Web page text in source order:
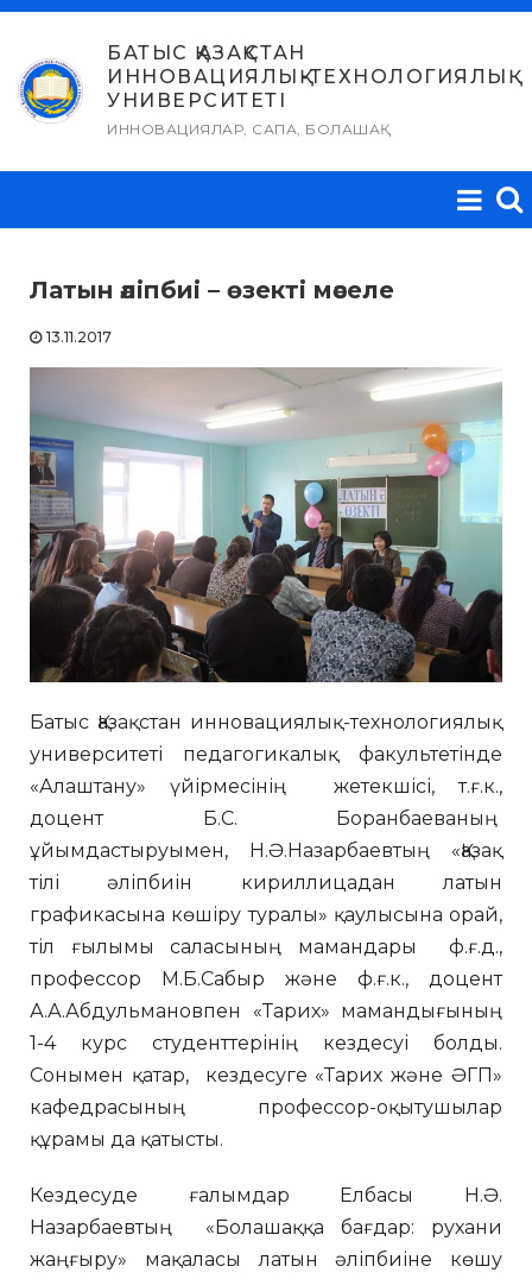
Skip
content
БАТЫС ҚАЗАҚСТАН
ИННОВАЦИЯЛЫҚ-ТЕХНОЛОГИЯЛЫҚ
УНИВЕРСИТЕТІ
ИННОВАЦИЯЛАР, САПА, БОЛАШАҚ
Латын әліпбиі – өзекті мәселе
13.11.2017
Батыс Қазақстан инновациялық-технологиялық
университеті педагогикалық факультетінде
«Алаштану» үйірмесінің жетекшісі, т.ғ.к.,
доцент Б.С. Боранбаеваның
ұйымдастыруымен, Н.Ә.Назарбаевтың «Қазақ
тілі әліпбиін кириллицадан латын
графикасына көшіру туралы» қаулысына орай,
тіл ғылымы саласының мамандары ф.ғ.д.,
профессор М.Б.Сабыр және ф.ғ.к., доцент
А.А.Абдульмановпен «Тарих» мамандығының
1-4 курс студенттерінің кездесуі болды.
Сонымен қатар, кездесуге «Тарих және ӘГП»
кафедрасының профессор-оқытушылар
құрамы да қатысты.
Кездесуде ғалымдар Елбасы Н.Ә.
Назарбаевтың «Болашаққа бағдар: рухани
жаңғыру» мақаласы латын әліпбиіне көшу